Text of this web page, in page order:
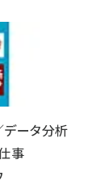
データ分析
事